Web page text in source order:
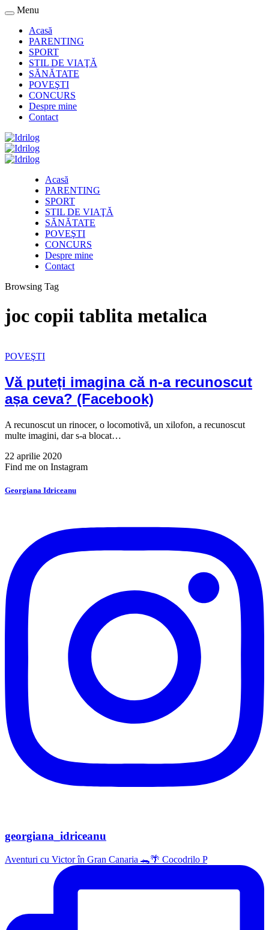
Menu
Acasă
PARENTING
SPORT
STIL DE VIAŢĂ
SĂNĂTATE
POVEŞTI
CONCURS
Despre mine
Contact
Acasă
PARENTING
SPORT
STIL DE VIAŢĂ
SĂNĂTATE
POVEŞTI
CONCURS
Despre mine
Contact
Browsing Tag
joc copii tablita metalica
POVEŞTI
Vă puteți imagina că n-a recunoscut
așa ceva? (Facebook)
A recunoscut un rinocer, o locomotivă, un xilofon, a recunoscut
multe imagini, dar s-a blocat…
22 aprilie 2020
Find me on Instagram
Georgiana Idriceanu
georgiana_idriceanu
Aventuri cu Victor în Gran Canaria 🐊🌴 Cocodrilo P